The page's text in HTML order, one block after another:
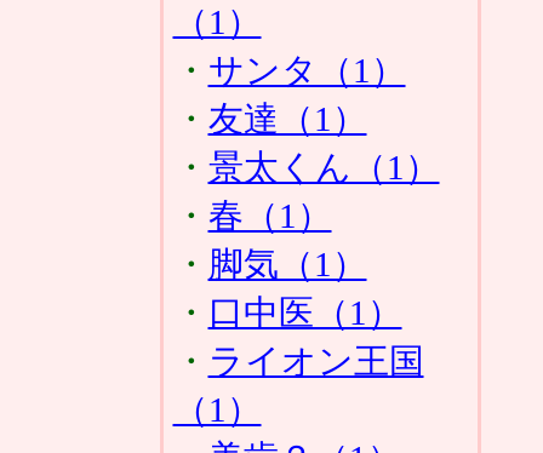
（1）
・ サンタ（1）
・ 友達（1）
・ 景太くん（1）
・ 春（1）
・ 脚気（1）
・ 口中医（1）
・ ライオン王国
（1）